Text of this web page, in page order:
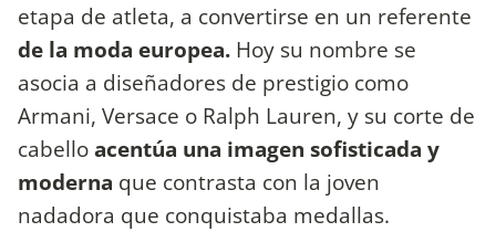
etapa de atleta, a convertirse en un referente
de la moda europea. Hoy su nombre se
asocia a diseñadores de prestigio como
Armani, Versace o Ralph Lauren, y su corte de
cabelloacentúa una imagen sofisticada y
moderna que contrasta con la joven
nadadora que conquistaba medallas.